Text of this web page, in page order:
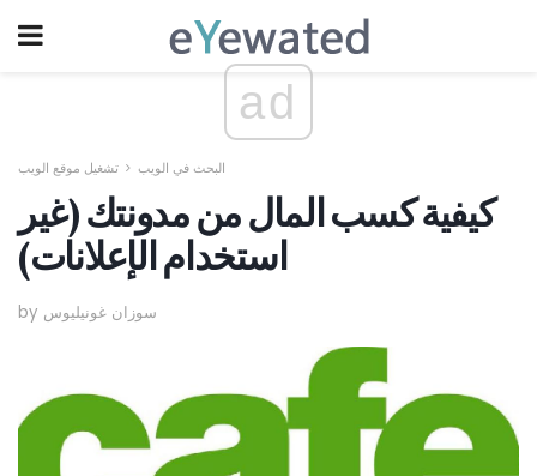
ad
البحث في الويب تشغيل موقع الويب
كيفية كسب المال من مدونتك (غير
استخدام الإعلانات)
by سوزان غونيليوس